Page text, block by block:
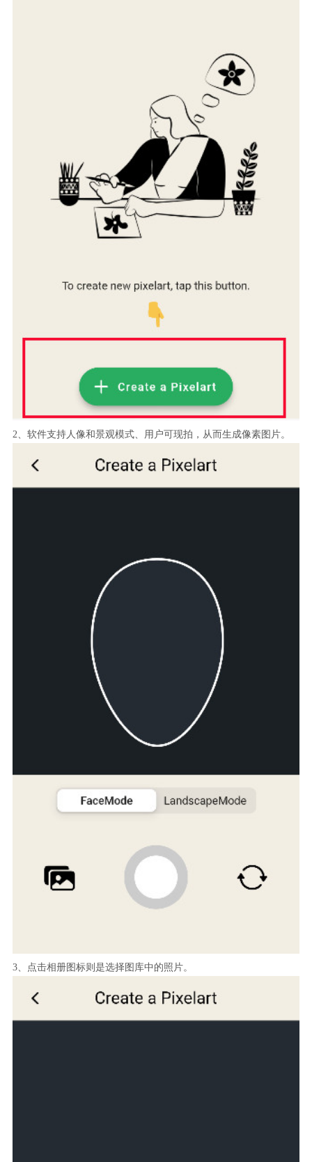
2、软件支持人像和景观模式、用户可现拍，从而生成像素图片。
3、点击相册图标则是选择图库中的照片。